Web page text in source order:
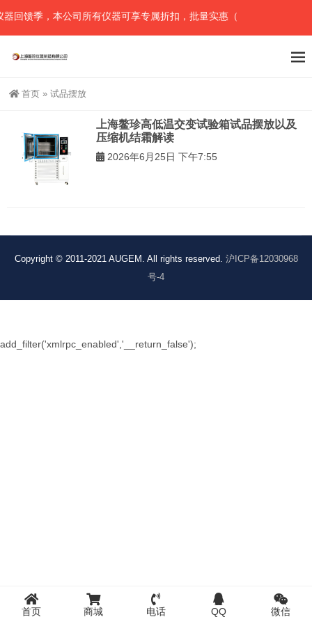
回馈季，本公司所有仪器可享专属折扣，批量实惠（可任意组合），
首页 » 试品摆放
上海鳌珍高低温交变试验箱试品摆放以及
压缩机结霜解读
2026年6月25日 下午7:55
Copyright © 2011-2021 AUGEM. All rights reserved. 沪ICP备12030968
号-4
首页 商城 电话 QQ 微信
add_filter('xmlrpc_enabled','__return_false');